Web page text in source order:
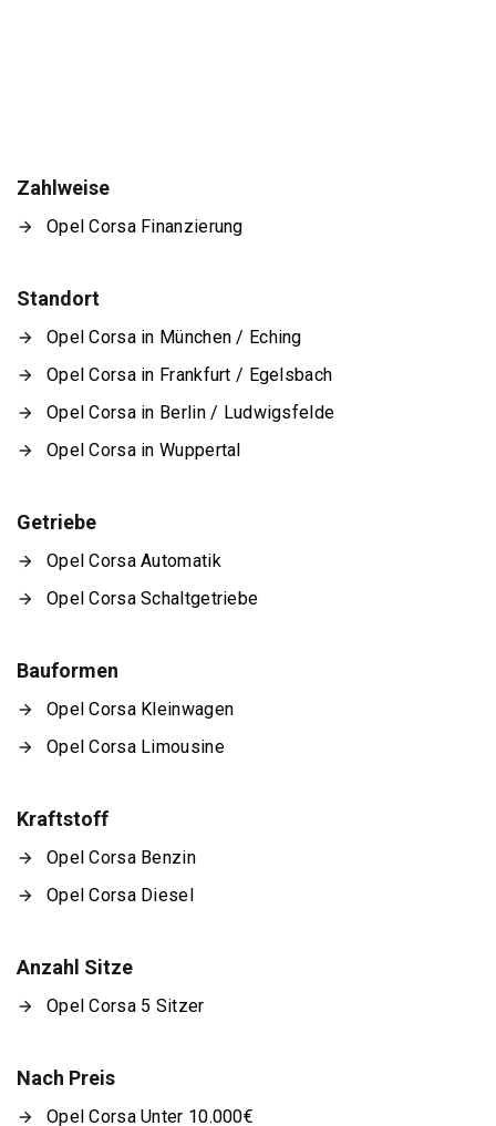
Zahlweise
Opel Corsa Finanzierung
Standort
Opel Corsa in München / Eching
Opel Corsa in Frankfurt / Egelsbach
Opel Corsa in Berlin / Ludwigsfelde
Opel Corsa in Wuppertal
Getriebe
Opel Corsa Automatik
Opel Corsa Schaltgetriebe
Bauformen
Opel Corsa Kleinwagen
Opel Corsa Limousine
Kraftstoff
Opel Corsa Benzin
Opel Corsa Diesel
Anzahl Sitze
Opel Corsa 5 Sitzer
Nach Preis
Opel Corsa Unter 10.000€